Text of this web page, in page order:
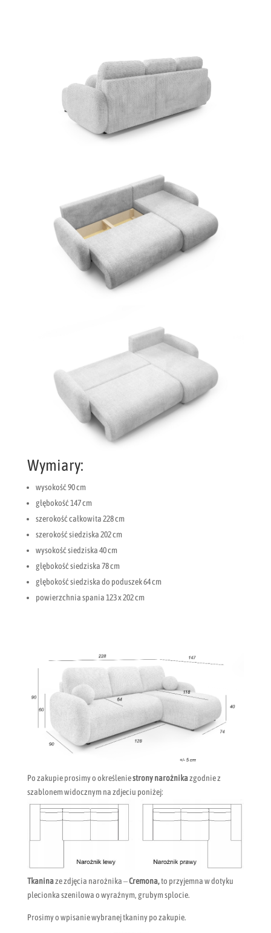
Wymiary:
wysokość 90 cm
głębokość 147 cm
szerokość całkowita 228 cm
szerokość siedziska 202 cm
wysokość siedziska 40 cm
głębokość siedziska 78 cm
głębokość siedziska do poduszek 64 cm
powierzchnia spania 123 x 202 cm
Po zakupie prosimy o określeniestrony narożnikazgodnie z
szablonem widocznym na zdjeciu poniżej:
Tkaninaze zdjęcia narożnika –Cremona,to przyjemna w dotyku
plecionka szenilowa o wyraźnym, grubym splocie.
Prosimy o wpisanie wybranej tkaniny po zakupie.